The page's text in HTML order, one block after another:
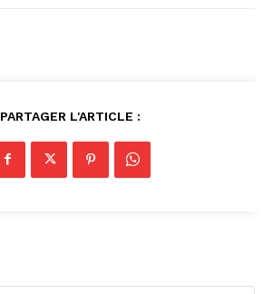
PARTAGER L'ARTICLE :